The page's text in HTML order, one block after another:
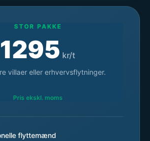
STOR PAKKE
1295 kr/t
villaer eller erhvervsflytninger.
Pris ekskl. moms
flyttemænd